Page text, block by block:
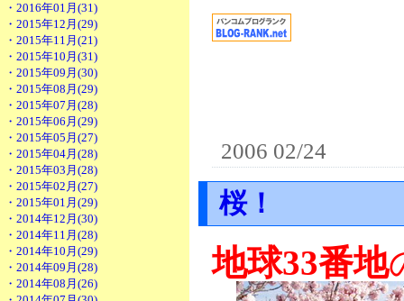
・2016年01月(31)
・2015年12月(29)
・2015年11月(21)
・2015年10月(31)
・2015年09月(30)
・2015年08月(29)
・2015年07月(28)
・2015年06月(29)
・2015年05月(27)
・2015年04月(28)
・2015年03月(28)
・2015年02月(27)
・2015年01月(29)
・2014年12月(30)
・2014年11月(28)
・2014年10月(29)
・2014年09月(28)
・2014年08月(26)
2006 02/24
桜！
地球33番地